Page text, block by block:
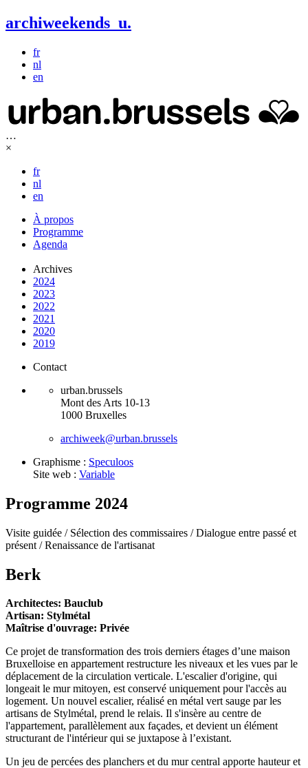
archiweekends u.
fr
nl
en
…
×
fr
nl
en
À propos
Programme
Agenda
Archives
2024
2023
2022
2021
2020
2019
Contact
urban.brussels
Mont des Arts 10-13
1000 Bruxelles
archiweek@urban.brussels
Graphisme : Speculoos
Site web : Variable
Programme 2024
Visite guidée / Sélection des commissaires /Dialogue entre passé et
présent /Renaissance de l'artisanat
Berk
Architectes: Bauclub
Artisan: Stylmétal
Maîtrise d'ouvrage: Privée
Ce projet de transformation des trois derniers étages d’une maison
Bruxelloise en appartement restructure les niveaux et les vues par le
déplacement de la circulation verticale. L'escalier d'origine, qui
longeait le mur mitoyen, est conservé uniquement pour l'accès au
logement. Un nouvel escalier, réalisé en métal vert sauge par les
artisans de Stylmétal, prend le relais. Il s'insère au centre de
l'appartement, parallèlement aux façades, et devient un élément
structurant de l'intérieur qui se juxtapose à l’existant.
Un jeu de percées des planchers et du mur central apporte hauteur et